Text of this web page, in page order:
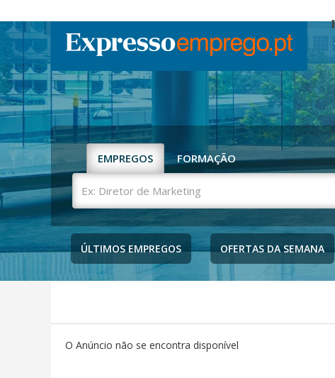
EMPREGOS FORMAÇÃO
Ex:
Diretor
de
ÚLTIMOS EMPREGOS
OFERTAS DA SEMANA
O Anúncio não se encontra disponível